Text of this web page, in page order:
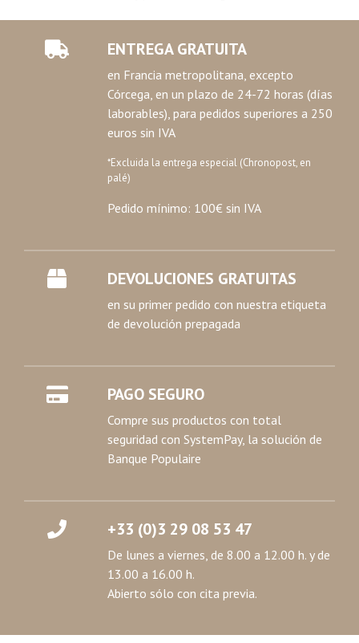
ENTREGA GRATUITA
en Francia metropolitana, excepto
Córcega, en un plazo de 24-72 horas (días
laborables), para pedidos superiores a 250
euros sin IVA
*Excluida la entrega especial (Chronopost, en
palé)
Pedido mínimo: 100€ sin IVA
DEVOLUCIONES GRATUITAS
en su primer pedido con nuestra etiqueta
de devolución prepagada
PAGO SEGURO
Compre sus productos con total
seguridad con SystemPay, la solución de
Banque Populaire
+33 (0)3 29 08 53 47
De lunes a viernes, de 8.00 a 12.00 h. y de
13.00 a 16.00 h.
Abierto sólo con cita previa.